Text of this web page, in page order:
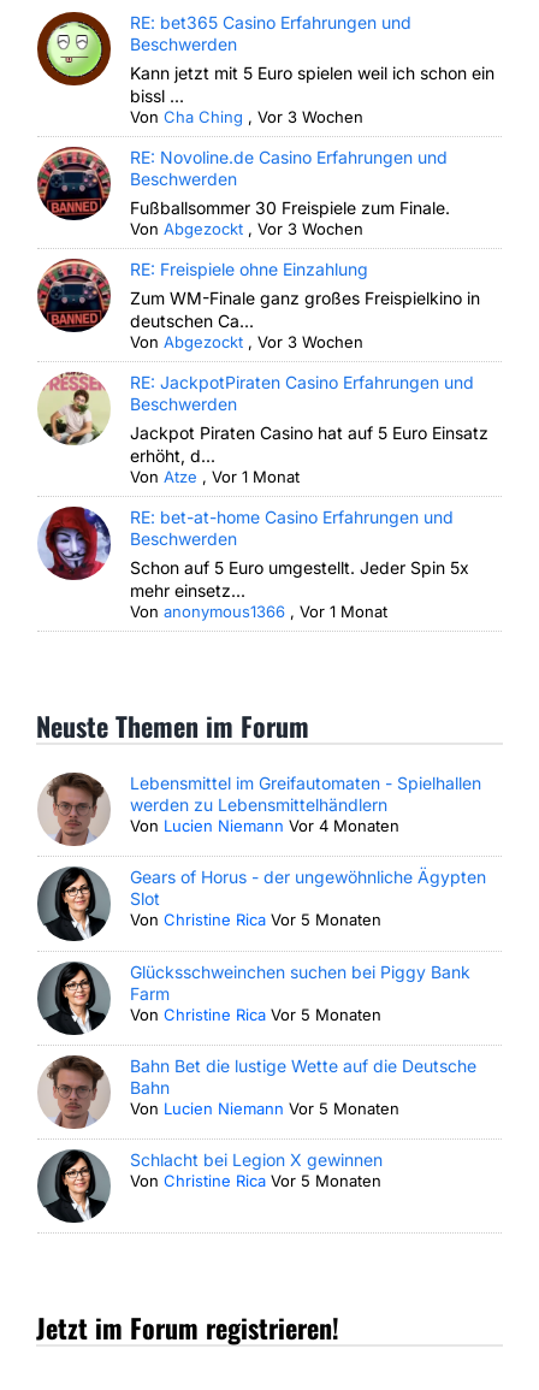
RE: bet365 Casino Erfahrungen und
Beschwerden
Kann jetzt mit 5 Euro spielen weil ich schon ein
bissl ...
VonCha Ching ,Vor 3 Wochen
RE: Novoline.de Casino Erfahrungen und
Beschwerden
Fußballsommer 30 Freispiele zum Finale.
VonAbgezockt ,Vor 3 Wochen
RE: Freispiele ohne Einzahlung
Zum WM-Finale ganz großes Freispielkino in
deutschen Ca...
VonAbgezockt ,Vor 3 Wochen
RE: JackpotPiraten Casino Erfahrungen und
Beschwerden
Jackpot Piraten Casino hat auf 5 Euro Einsatz
erhöht, d...
VonAtze ,Vor 1 Monat
RE: bet-at-home Casino Erfahrungen und
Beschwerden
Schon auf 5 Euro umgestellt. Jeder Spin 5x
mehr einsetz...
Vonanonymous1366 ,Vor 1 Monat
Neuste Themen im Forum
Lebensmittel im Greifautomaten - Spielhallen
werden zu Lebensmittelhändlern
Von Lucien Niemann Vor 4 Monaten
Gears of Horus - der ungewöhnliche Ägypten
Slot
VonChristine Rica Vor 5 Monaten
Glücksschweinchen suchen bei Piggy Bank
Farm
VonChristine Rica Vor 5 Monaten
Bahn Bet die lustige Wette auf die Deutsche
Bahn
Von Lucien Niemann Vor 5 Monaten
Schlacht bei Legion X gewinnen
VonChristine Rica Vor 5 Monaten
Jetzt im Forum registrieren!